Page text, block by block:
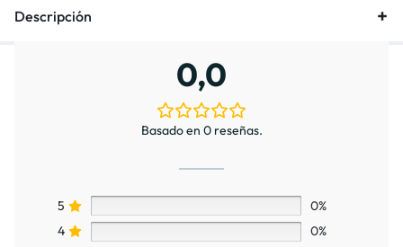
Descripción
0,0
Basado en 0 reseñas.
5
0%
4
0%